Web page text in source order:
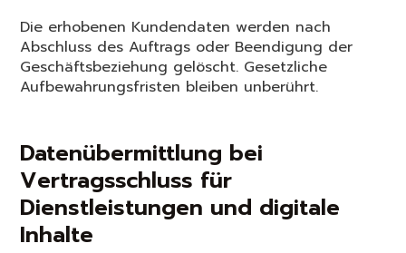
Die erhobenen Kundendaten werden nach
Abschluss des Auftrags oder Beendigung der
Geschäftsbeziehung gelöscht. Gesetzliche
Aufbewahrungsfristen bleiben unberührt.
Datenübermittlung bei
Vertragsschluss für
Dienstleistungen und digitale
Inhalte